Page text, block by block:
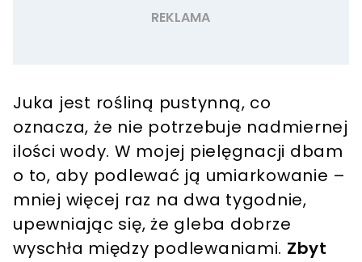
Juka jest rośliną pustynną, co
oznacza, że nie potrzebuje nadmiernej
ilości wody. W mojej pielęgnacji dbam
o to, aby podlewać ją umiarkowanie –
mniej więcej raz na dwa tygodnie,
upewniając się, że gleba dobrze
wyschła między podlewaniami. Zbyt